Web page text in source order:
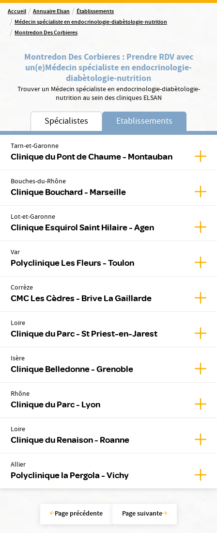
Accueil / Annuaire Elsan / Établissements
/ Médecin spécialiste en endocrinologie-diabètologie-nutrition
/ Montredon Des Corbieres
Montredon Des Corbieres: Prendre RDV avec
un(e)Médecin spécialiste en endocrinologie-
diabètologie-nutrition
Trouver un Médecin spécialiste en endocrinologie-diabètologie-
nutrition au sein des cliniques ELSAN
Spécialistes Etablissements
Tarn-et-Garonne
Clinique du Pont de Chaume - Montauban
Bouches-du-Rhône
Clinique Bouchard - Marseille
Lot-et-Garonne
Clinique Esquirol Saint Hilaire - Agen
Var
Polyclinique Les Fleurs - Toulon
Corrèze
CMC Les Cèdres - Brive La Gaillarde
Loire
Clinique du Parc - St Priest-en-Jarest
Isère
Clinique Belledonne - Grenoble
Rhône
Clinique du Parc - Lyon
Loire
Clinique du Renaison - Roanne
Allier
Polyclinique la Pergola - Vichy
Page précédente Page suivante